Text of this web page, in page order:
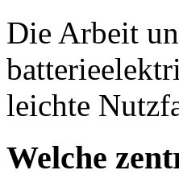
Die Arbeit
leichte
Welche